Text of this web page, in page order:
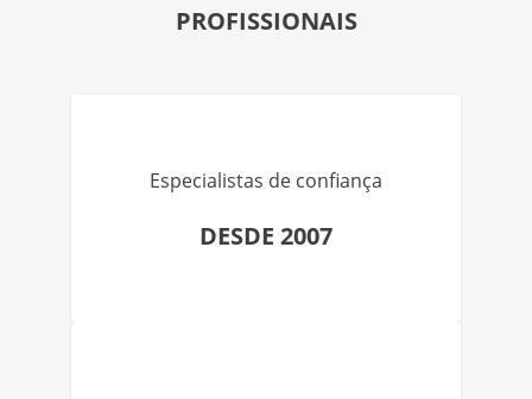
PROFISSIONAIS
Especialistas de confiança
DESDE 2007